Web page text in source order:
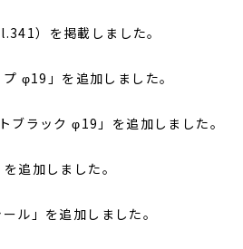
）を掲載しました。
φ19」を追加しました。
ブラック φ19」を追加しました。
追加しました。
ル」を追加しました。